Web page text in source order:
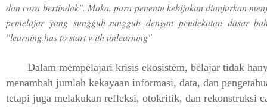
dan cara bertindak". Maka, para penentu kebijakan dianjurkan
pemelajar yang sungguh-sungguh dengan pendekatan dasar
"learning has to start with unlearning"
Dalam mempelajari krisis ekosistem, belajar tidak
menambah jumlah kekayaan informasi, data, dan
tetapi juga melakukan refleksi, otokritik, dan rekonstruksi